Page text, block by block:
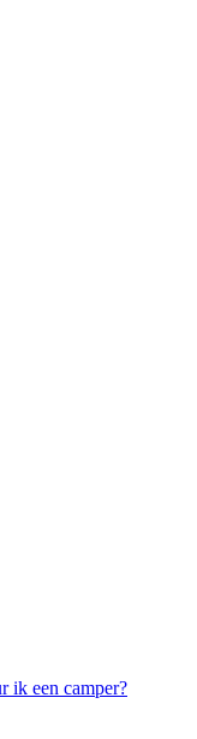
ik een camper?